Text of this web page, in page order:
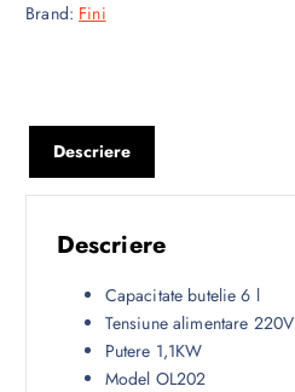
Brand: Fini
Descriere
Descriere
Capacitate butelie 6 l
Tensiune alimentare 220V
Putere 1,1KW
Model OL202